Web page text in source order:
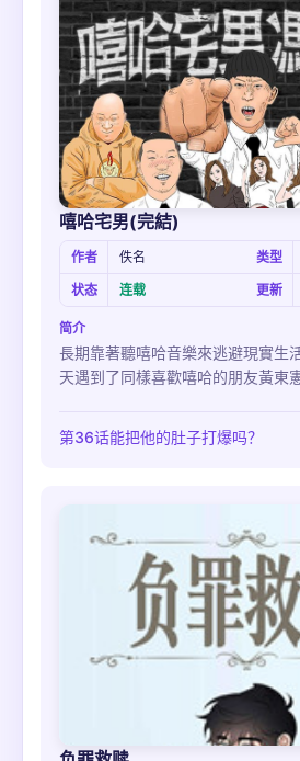
嘻哈宅男(完結)
作者 佚名 类型
状态
连载 更新
简介
長期靠著聽嘻哈音樂來逃避現實生
天遇到了同樣喜歡嘻哈的朋友黃東
第36话能把他的肚子打爆吗？